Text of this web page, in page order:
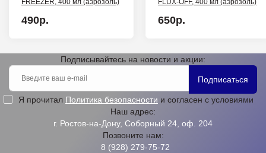
FREEZER, 400 мл (аэрозоль)
490р.
FLUX-OFF, 400 мл (аэрозоль)
650р.
Подписывайтесь на новости и акции:
Подписаться
Я прочитал Политика безопасности и согласен с условиями
Наш адрес:
г. Ростов-на-Дону, Соборный 24, оф. 204
Позвоните нам:
8 (928) 279-75-72